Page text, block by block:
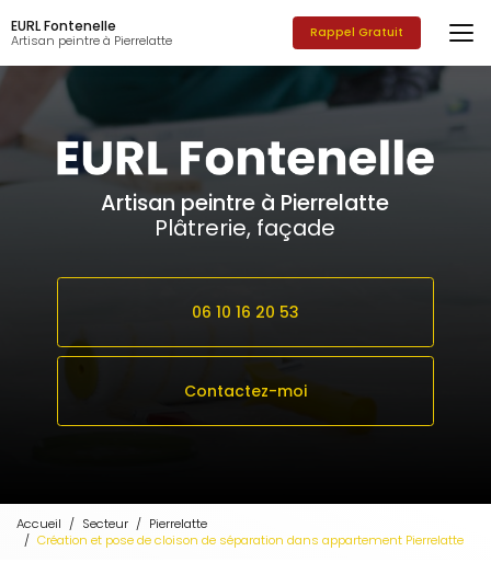
au
contenu
principal
EURL Fontenelle
Artisan peintre à Pierrelatte Rappel Gratuit
Artisan peintre à Pierrelatte
Plâtrerie, façade
06 10 16 20 53
Contactez-moi
Accueil Secteur
Pierrelatte
Création et pose de cloison de séparation dans appartement Pierrelatte